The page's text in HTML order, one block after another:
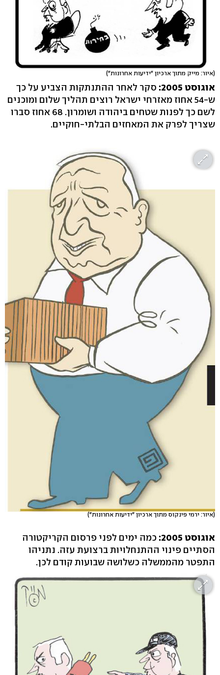
(איור: מייק מתוך ארכיון "ידיעות אחרונות")
אוגוסט 2005:
סקר לאחר ההתנתקות הצביע על כך
ש-54 אחוז מאזרחי ישראל רוצים תהליך שלום ומוכנים
לשם כך לפנות שטחים ביהודה ושומרון. 68 אחוז סברו
שצריך לפרק את המאחזים הבלתי-חוקיים.
(איור: ירמי פינקוס מתוך ארכיון "ידיעות אחרונות")
אוגוסט 2005:
כמה ימים לפני פרסום הקריקטורה
הסתיים פינוי ההתנחלויות ברצועת עזה. נתניהו
התפטר מהממשלה כשלושה שבועות קודם לכן.